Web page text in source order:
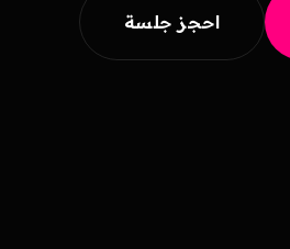
احجز جلسة